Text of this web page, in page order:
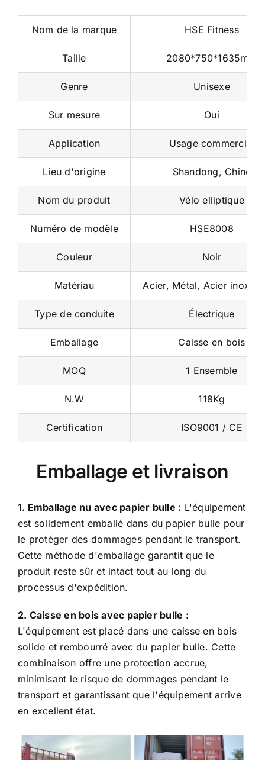
Nom de la marque HSE Fitness
Taille 2080*750*1635mm
Genre Unisexe
Sur mesure Oui
Application Usage commercial
Lieu d'origine Shandong, Chine
Nom du produit Vélo elliptique
Numéro de modèle HSE8008
Couleur Noir
Matériau Acier, Métal, Acier
Type de conduite Électrique
Emballage Caisse en bois
MOQ 1 Ensemble
N.W 118Kg
Certification ISO9001 / CE
Emballage et livraison
1. Emballage nu avec papier bulle : L'équipement
est solidement emballé dans du papier bulle pour
le protéger des dommages pendant le transport.
Cette méthode d'emballage garantit que le
produit reste sûr et intact tout au long du
processus d'expédition.
2. Caisse en bois avec papier bulle :
L'équipement est placé dans une caisse en bois
solide et rembourré avec du papier bulle. Cette
combinaison offre une protection accrue,
minimisant le risque de dommages pendant le
transport et garantissant que l'équipement arrive
en excellent état.